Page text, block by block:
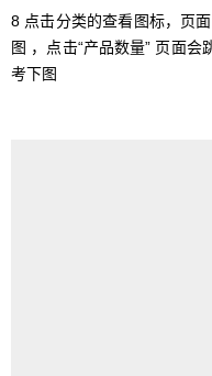
8 点击分类的查看图标，页
图 ，点击“产品数量” 页面
考下图